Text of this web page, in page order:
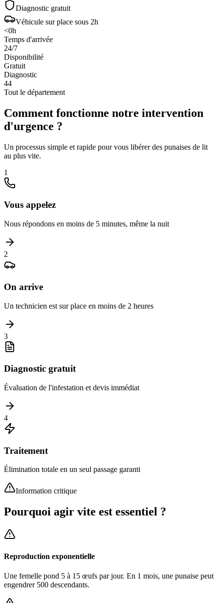
Diagnostic gratuit
Véhicule sur place sous 2h
<0h
Temps d'arrivée
24/7
Disponibilité
Gratuit
Diagnostic
44
Tout le département
Comment fonctionne notre intervention
d'urgence ?
Un processus simple et rapide pour vous libérer des punaises de lit
au plus vite.
1
Vous appelez
Nous répondons en moins de 5 minutes, même la nuit
2
On arrive
Un technicien est sur place en moins de 2 heures
3
Diagnostic gratuit
Évaluation de l'infestation et devis immédiat
4
Traitement
Élimination totale en un seul passage garanti
Information critique
Pourquoi agir vite est essentiel ?
Reproduction exponentielle
Une femelle pond 5 à 15 œufs par jour. En 1 mois, une punaise peut
engendrer 500 descendants.